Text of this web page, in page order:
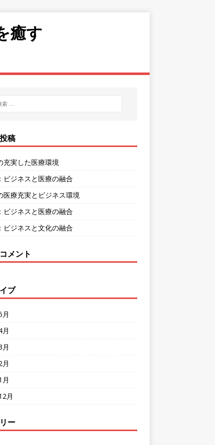
癒す
稿
充実した医療環境
ビジネスと医療の融合
医療充実とビジネス環境
ビジネスと医療の融合
ビジネスと文化の融合
メント
ブ
月
ー